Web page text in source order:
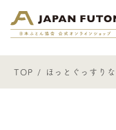
TOP ほっとぐっすり